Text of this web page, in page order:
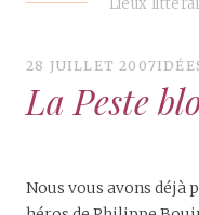
Lieux
28 JUILLET 2007
La Peste
Nous vous avons déjà